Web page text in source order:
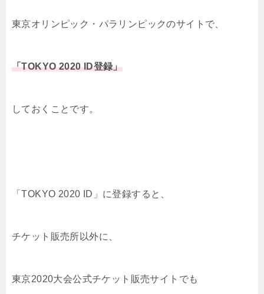
東京オリンピック・パラリンピックのサイトで、
「TOKYO 2020 ID登録」
しておくことです。
「TOKYO 2020 ID」に登録すると、
チケット販売所以外に、
東京2020大会公式チケット販売サイトでも